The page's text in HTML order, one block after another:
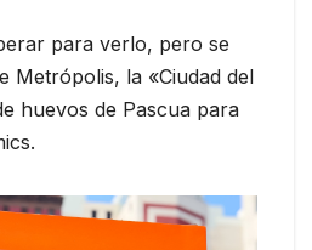
para verlo, pero se
Metrópolis, la «Ciudad del
huevos de Pascua para